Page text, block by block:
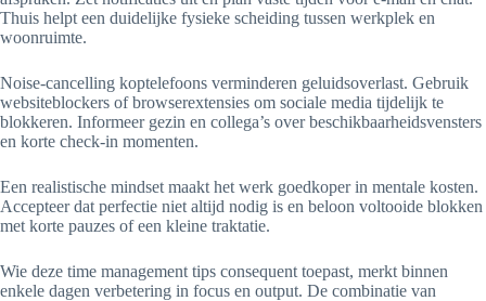
Thuis helpt een duidelijke fysieke scheiding tussen werkplek en
woonruimte.
Noise-cancelling koptelefoons verminderen geluidsoverlast. Gebruik
websiteblockers of browserextensies om sociale media tijdelijk te
blokkeren. Informeer gezin en collega’s over beschikbaarheidsvensters
en korte check-in momenten.
Een realistische mindset maakt het werk goedkoper in mentale kosten.
Accepteer dat perfectie niet altijd nodig is en beloon voltooide blokken
met korte pauzes of een kleine traktatie.
Wie deze time management tips consequent toepast, merkt binnen
enkele dagen verbetering in focus en output. De combinatie van